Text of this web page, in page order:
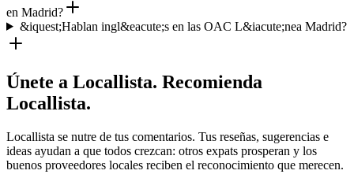
en Madrid?
&iquest;Hablan ingl&eacute;s en las OAC L&iacute;nea Madrid?
Únete a Locallista. Recomienda
Locallista.
Locallista se nutre de tus comentarios. Tus reseñas, sugerencias e
ideas ayudan a que todos crezcan: otros expats prosperan y los
buenos proveedores locales reciben el reconocimiento que merecen.